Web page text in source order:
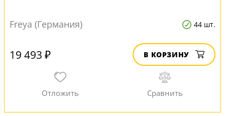
Freya (Германия) 44 шт.
19 493 ₽ В КОРЗИНУ